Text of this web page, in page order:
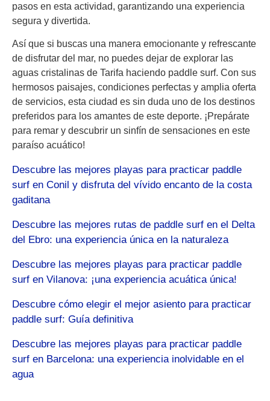
pasos en esta actividad, garantizando una experiencia
segura y divertida.
Así que si buscas una manera emocionante y refrescante
de disfrutar del mar, no puedes dejar de explorar las
aguas cristalinas de Tarifa haciendo paddle surf. Con sus
hermosos paisajes, condiciones perfectas y amplia oferta
de servicios, esta ciudad es sin duda uno de los destinos
preferidos para los amantes de este deporte. ¡Prepárate
para remar y descubrir un sinfín de sensaciones en este
paraíso acuático!
Descubre las mejores playas para practicar paddle
surf en Conil y disfruta del vívido encanto de la costa
gaditana
Descubre las mejores rutas de paddle surf en el Delta
del Ebro: una experiencia única en la naturaleza
Descubre las mejores playas para practicar paddle
surf en Vilanova: ¡una experiencia acuática única!
Descubre cómo elegir el mejor asiento para practicar
paddle surf: Guía definitiva
Descubre las mejores playas para practicar paddle
surf en Barcelona: una experiencia inolvidable en el
agua